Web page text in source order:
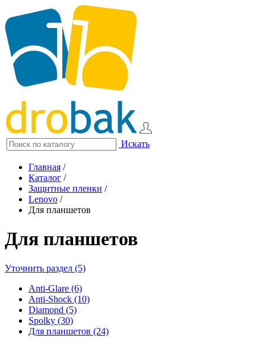
Искать
Главная /
Каталог /
Защитные пленки /
Lenovo /
Для планшетов
Для планшетов
Уточнить раздел (5)
Anti-Glare (6)
Anti-Shock (10)
Diamond (5)
Spolky (30)
Для планшетов (24)